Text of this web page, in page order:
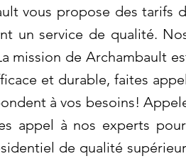
vous propose des tarifs
un service de qualité.
mission de Archambault
et durable, faites
à vos besoins!
appel à nos experts
de qualité